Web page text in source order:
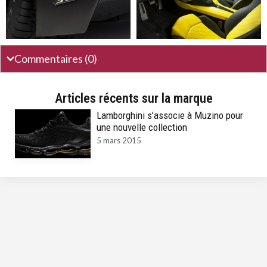
Commentaires (0)
Articles récents sur la marque
Lamborghini s’associe à Muzino pour
une nouvelle collection
5 mars 2015